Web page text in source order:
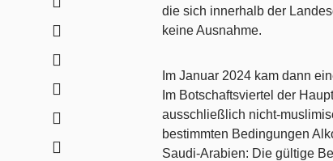
die sich innerhalb der
keine Ausnahme.
Im Januar 2024 kam dann
Im Botschaftsviertel der
ausschließlich nicht-
bestimmten Bedingungen
Saudi-Arabien: Die gültige